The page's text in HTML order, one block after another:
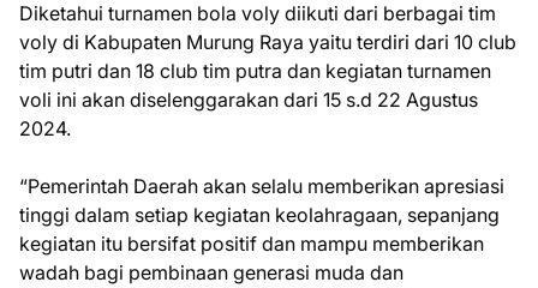
Diketahui turnamen bola voly diikuti dari berbagai tim
voly di Kabupaten Murung Raya yaitu terdiri dari 10 club
tim putri dan 18 club tim putra dan kegiatan turnamen
voli ini akan diselenggarakan dari 15 s.d 22 Agustus
2024.
“Pemerintah Daerah akan selalu memberikan apresiasi
tinggi dalam setiap kegiatan keolahragaan, sepanjang
kegiatan itu bersifat positif dan mampu memberikan
wadah bagi pembinaan generasi muda dan